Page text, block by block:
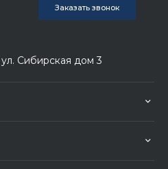
Заказать звонок
Сибирская дом 3